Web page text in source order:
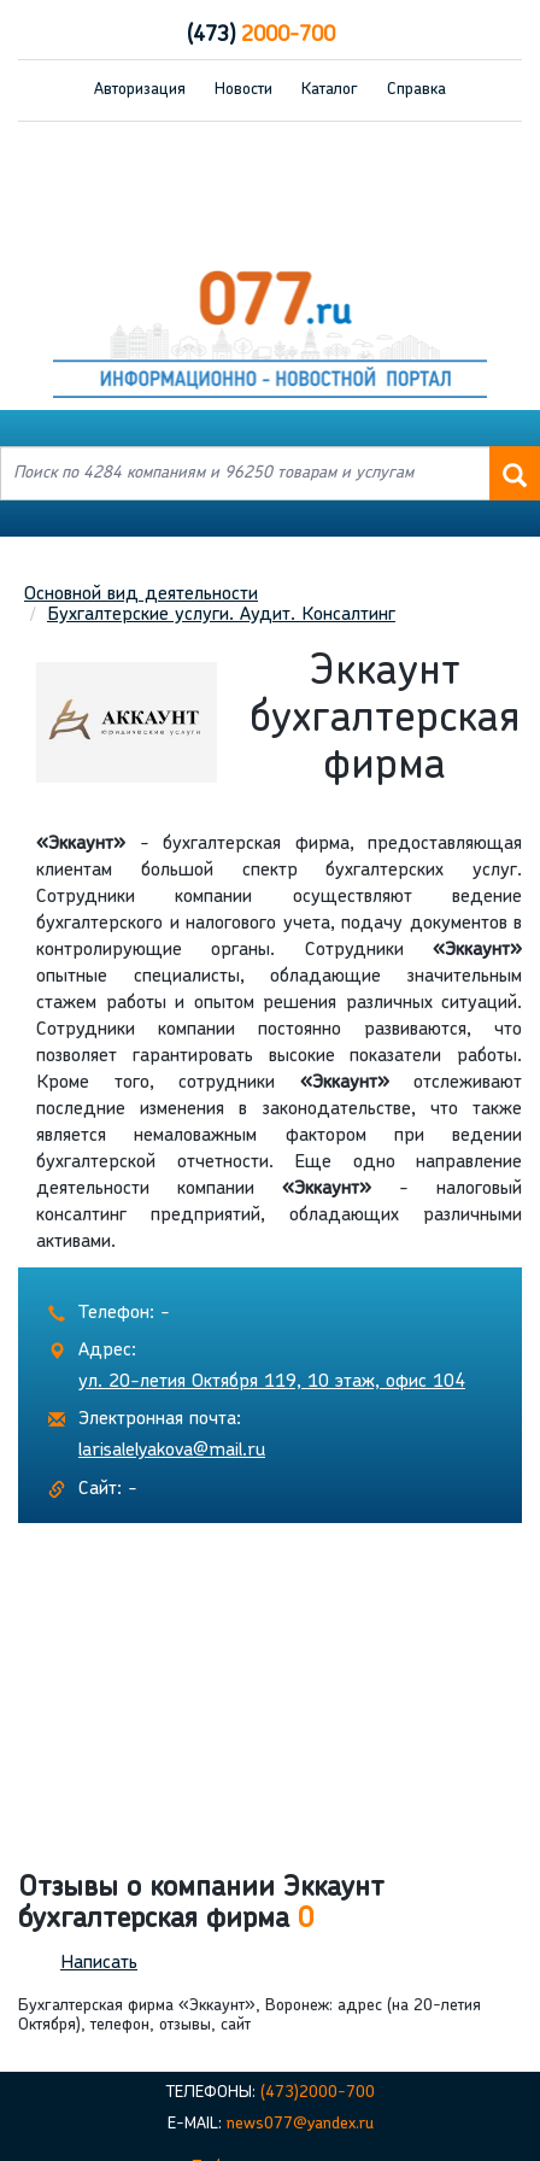
(473)2000-700
Авторизация Новости Каталог Справка
Основной вид деятельности
Бухгалтерские услуги. Аудит. Консалтинг
Эккаунт
бухгалтерская
фирма
«Эккаунт» - бухгалтерская фирма, предоставляющая
клиентам большой спектр бухгалтерских услуг.
Сотрудники компании осуществляют ведение
бухгалтерского и налогового учета, подачу документов в
контролирующие органы. Сотрудники «Эккаунт»
опытные специалисты, обладающие значительным
стажем работы и опытом решения различных ситуаций.
Сотрудники компании постоянно развиваются, что
позволяет гарантировать высокие показатели работы.
Кроме того, сотрудники «Эккаунт»отслеживают
последние изменения в законодательстве, что также
является немаловажным фактором при ведении
бухгалтерской отчетности. Еще одно направление
деятельности компании «Эккаунт» - налоговый
консалтинг предприятий, обладающих различными
активами.
Телефон: -
Адрес:
ул. 20-летия Октября 119, 10 этаж, офис 104
Электронная почта:
larisalelyakova@mail.ru
Сайт: -
Отзывы о компании Эккаунт
бухгалтерская фирма 0
Написать
Бухгалтерская фирма «Эккаунт», Воронеж: адрес (на 20-летия
Октября), телефон, отзывы, сайт
ТЕЛЕФОНЫ: (473)2000-700
E-MAIL: news077@yandex.ru